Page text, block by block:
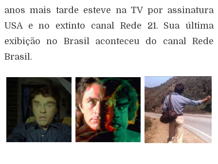
anos mais tarde esteve na TV por assinatura
USA e no extinto canal Rede 21. Sua última
exibição no Brasil aconteceu do canal Rede
Brasil.